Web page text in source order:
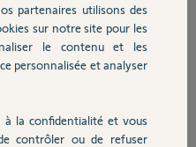
de discussion
partenaires utilisons des
sur notre site pour les
le contenu et les
personnalisée et analyser
la confidentialité et vous
contrôler ou de refuser